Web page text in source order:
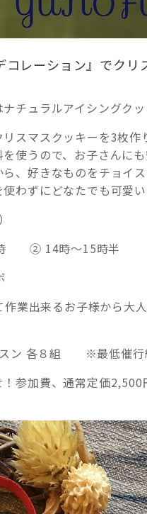
レーション』でクリ
チュラルアイシングク
スマスクッキーを3枚
使うので、お子さんにも
、好きなものをチョイ
わずにどなたでも可愛い
② 14時〜15時半
業出来るお子様から大
ン 各８組 ※最低催行組
参加費、通常定価2,500